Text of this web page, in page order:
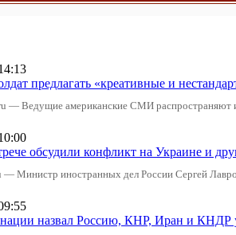
предлагать «креативные и
— Ведущие американские СМИ
обсудили конфликт на Украине и
Министр иностранных дел России Сергей
назвал Россию, КНР, Иран и